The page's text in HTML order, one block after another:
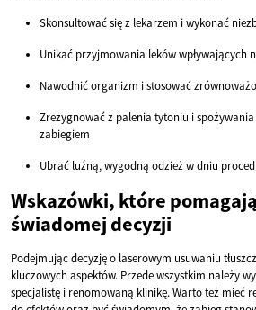
Skonsultować się z lekarzem i wykonać
Unikać przyjmowania leków wpływających
Nawodnić organizm i stosować
Zrezygnować z palenia tytoniu i
zabiegiem
Ubrać luźną, wygodną odzież w dniu
Wskazówki, które
świadomej decyzji
Podejmując decyzję o laserowym usuwaniu
kluczowych aspektów. Przede wszystkim należy
specjalistę i renomowaną klinikę. Warto też mieć